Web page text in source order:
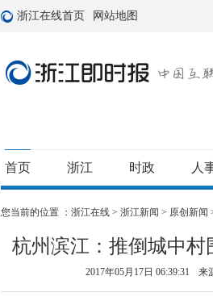
浙江在线首页 网站地图
首页 浙江 时政 人
您当前的位置 ： 浙江在线 > 浙江新闻 > 原创新闻
杭州滨江：推倒城中村
2017年05月17日 06:39:31 来